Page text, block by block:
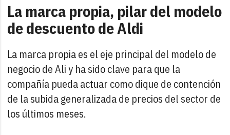
La marca propia, pilar del modelo
de descuento de Aldi
La marca propia es el eje principal del modelo de
negocio de Ali y ha sido clave para que la
compañía pueda actuar como dique de contención
de la subida generalizada de precios del sector de
los últimos meses.